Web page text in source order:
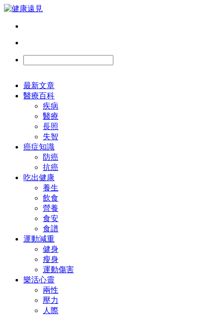
最新文章
醫療百科
疾病
醫療
長照
失智
癌症知識
防癌
抗癌
吃出健康
養生
飲食
營養
食安
食譜
運動減重
健身
瘦身
運動傷害
樂活心靈
兩性
壓力
人際